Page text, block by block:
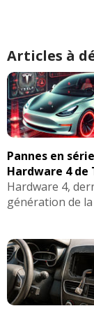
-
Traction
- (Typé
Montes
16 pouces
ch (5
Fiche
Boîte(s) de
Transmission(s)
Traction
- (Typé
Articles à
Pannes en
Hardware 4 de
Hardware 4,
génération de la